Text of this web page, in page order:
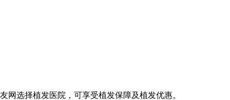
选择植发医院，可享受植发保障及植发优惠。